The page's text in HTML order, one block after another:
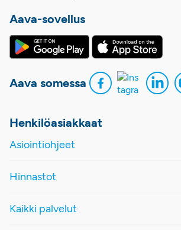
Aava-sovellus
Aava somessa
Henkilöasiakkaat
Asiointiohjeet
Hinnastot
Kaikki palvelut